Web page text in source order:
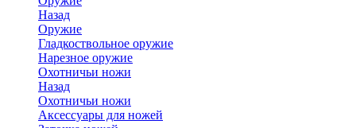
Назад
Оружие
Гладкоствольное оружие
Нарезное оружие
Охотничьи ножи
Назад
Охотничьи ножи
Аксессуары для ножей